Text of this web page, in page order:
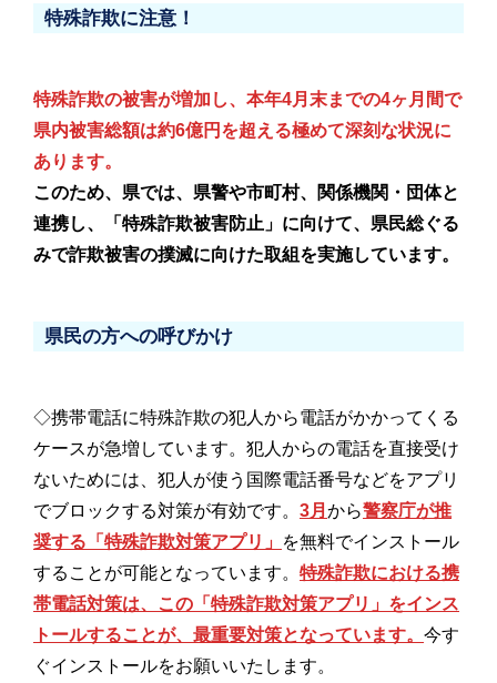
特殊詐欺に注意！
特殊詐欺の被害が増加し、本年4月末までの4ヶ月間で
県内被害総額は約6億円を超える極めて深刻な状況に
あります。
このため、県では、県警や市町村、関係機関・団体と
連携し、「特殊詐欺被害防止」に向けて、県民総ぐる
みで詐欺被害の撲滅に向けた取組を実施しています。
県民の方への呼びかけ
◇携帯電話に特殊詐欺の犯人から電話がかかってくる
ケースが急増しています。犯人からの電話を直接受け
ないためには、犯人が使う国際電話番号などをアプリ
でブロックする対策が有効です。 3月 から警察庁が推
奨する「特殊詐欺対策アプリ」 を無料でインストール
することが可能となっています。 特殊詐欺における携
帯電話対策は、この「特殊詐欺対策アプリ」をインス
トールすることが、最重要対策となっています。 今す
ぐインストールをお願いいたします。